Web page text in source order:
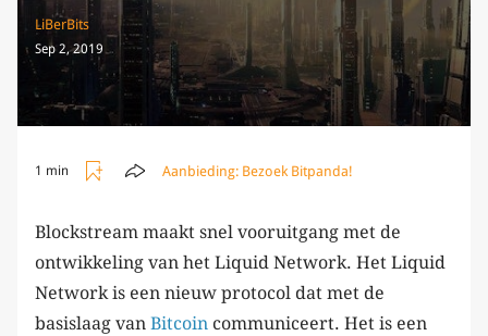
LiBerBits
Sep 2, 2019
1 min Aanbieding: Bezoek Bitpanda!
Blockstream maakt snel vooruitgang met de
ontwikkeling van het Liquid Network. Het Liquid
Network is een nieuw protocol dat met de
basislaag van Bitcoin communiceert. Het is een